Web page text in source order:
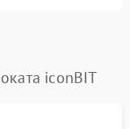
iconBIT